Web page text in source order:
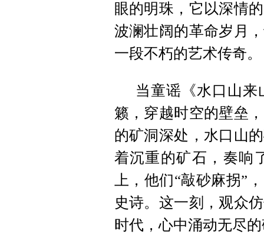
眼的明珠，它以深情
波澜壮阔的革命岁月
一段不朽的艺术传奇。
当童谣《水口山
籁，穿越时空的壁垒
的矿洞深处，水口山
着沉重的矿石，奏响
上，他们“敲砂麻拐”
史诗。这一刻，观众
时代，心中涌动无尽